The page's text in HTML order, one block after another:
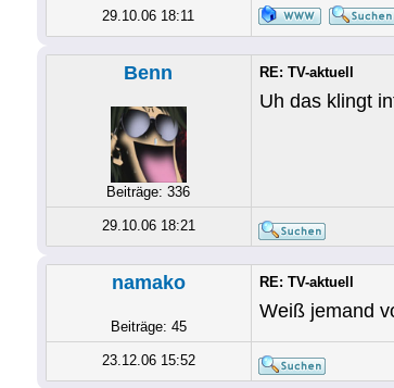
29.10.06 18:11
Benn
Beiträge: 336
RE: TV-aktuell
Uh das klingt
29.10.06 18:21
namako
Beiträge: 45
RE: TV-aktuell
Weiß jemand
23.12.06 15:52